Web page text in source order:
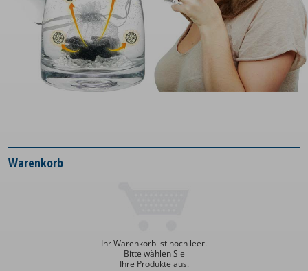
Warenkorb
Ihr Warenkorb ist noch leer.
Bitte wählen Sie
Ihre Produkte aus.